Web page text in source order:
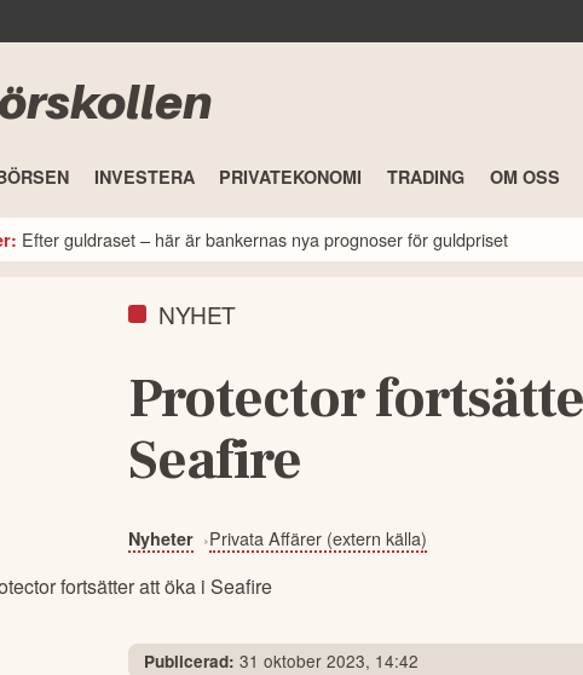
INVESTERA PRIVATEKONOMI TRADING OM OSS
Efter guldraset – här är bankernas nya prognoser för guldpriset
NYHET
Protector
Seafire
Nyheter Privata Affärer (extern källa)
Publicerad: 31 oktober 2023, 14:42